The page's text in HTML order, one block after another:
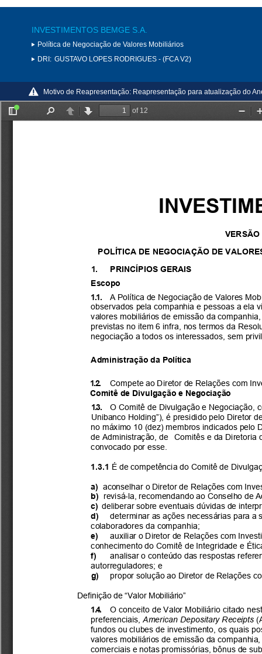
INVESTIMENTOS BEMGE S.A.
Política de Negociação de Valores Mobiliários
DRI: GUSTAVO LOPES RODRIGUES - (FCA V2)
Motivo de Reapresentação: Reapresentação para atualização do